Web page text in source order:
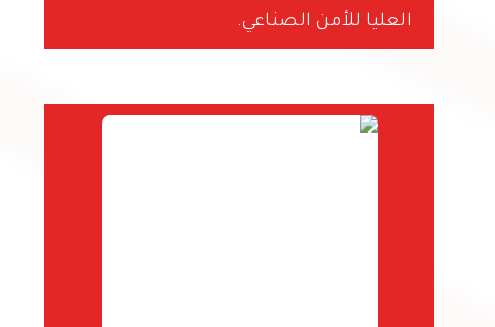
العليا للأمن الصناعي.